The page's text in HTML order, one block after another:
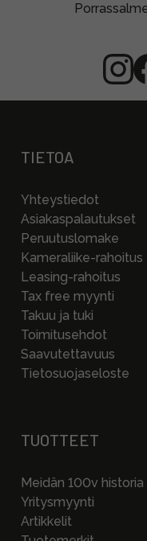
TIETOA
Yhteystiedot
Asiakaspalautukset
Peruutuslomake
Kameraliike-rahoitus
Leasing-rahoitus
Tax free myynti
Takuu ja tuki
Toimitusehdot
Saavutettavuus
Tietosuojaseloste
TUOTTEET
Meidän 100v historia
Yritysmyynti
Artikkelit